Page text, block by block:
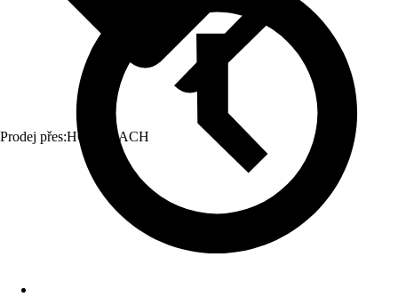
Prodej přes:HORNBACH